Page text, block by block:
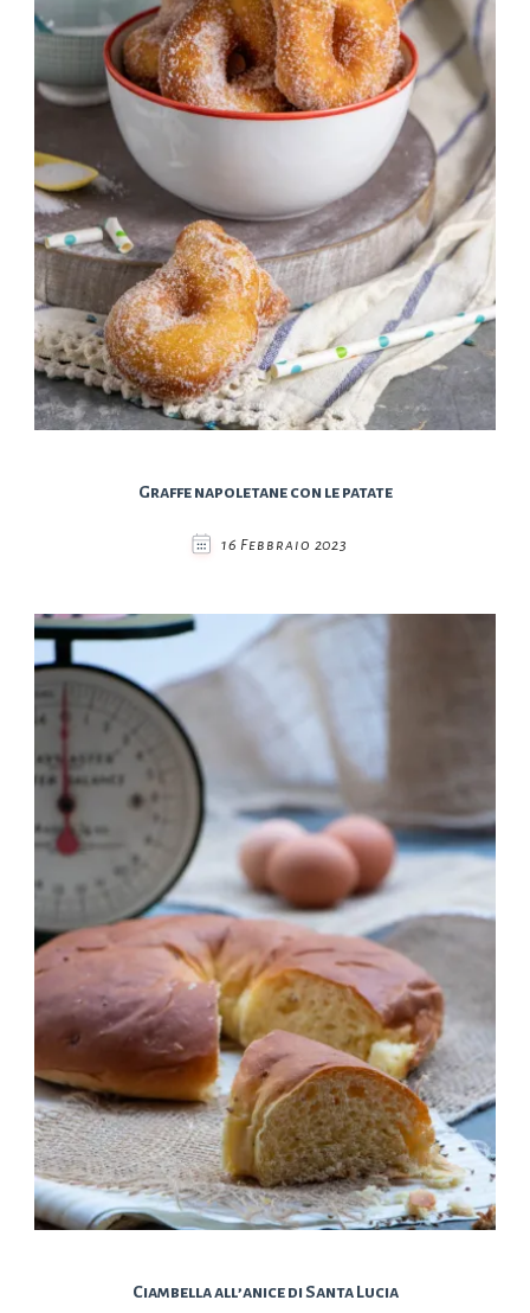
Graffe napoletane con le patate
16 Febbraio 2023
Ciambella all’anice di Santa Lucia